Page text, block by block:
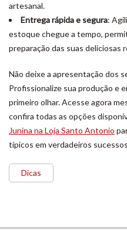
artesanal.
Entrega rápida e segura:
estoque chegue a tempo,
preparação das suas deliciosas
Não deixe a apresentação dos
Profissionalize sua produção e
primeiro olhar. Acesse agora
confira todas as opções
Junina na Loja Santo Antonio
típicos em verdadeiros
Dicas